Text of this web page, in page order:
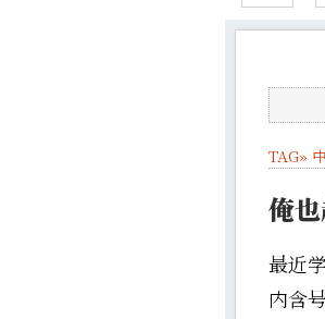
TAG»
俺
最近
内含